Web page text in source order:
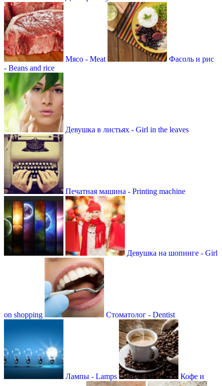
Мясо - Meat
Фасоль и рис
- Beans and rice
Девушка в листьях - Girl in the leaves
Печатная машина - Printing machine
Девушка на шопинге - Girl
on shopping Стоматолог - Dentist
Лампы - Lamps Кофе и